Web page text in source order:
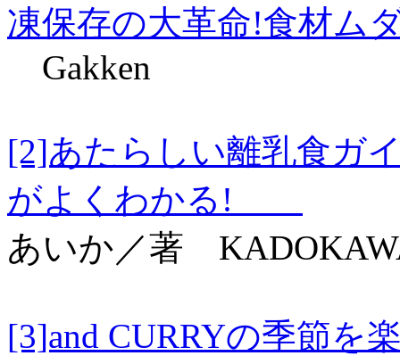
凍保存の大革命!食材ム
Gakken
[2]あたらしい離乳食
がよくわかる!
あいか／著
[3]and CURRYの季節